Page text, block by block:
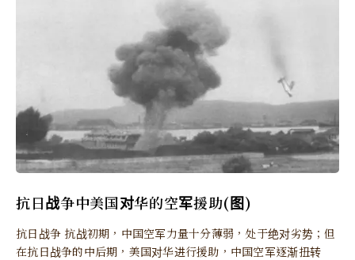
抗日战争中美国对华的空军援助(图)
抗日战争 抗战初期，中国空军力量十分薄弱，处于绝对劣势；但
在抗日战争的中后期，美国对华进行援助，中国空军逐渐扭转